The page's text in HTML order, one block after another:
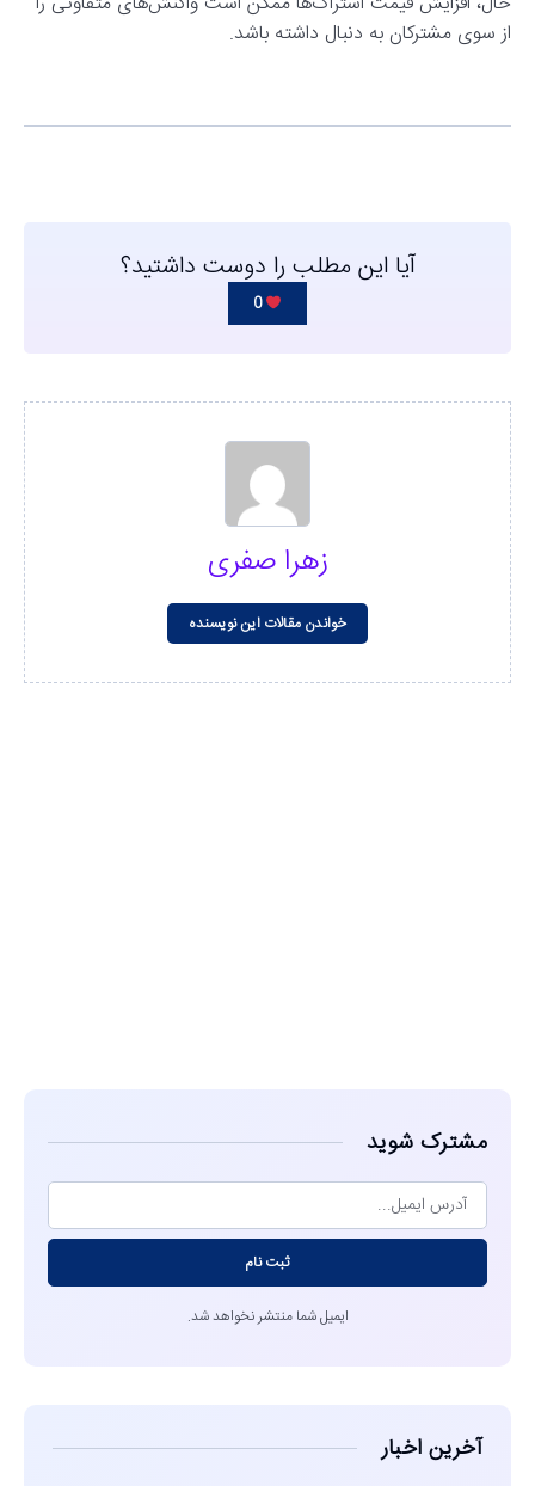
از سوی مشترکان به دنبال داشته باشد.
آیا این مطلب را دوست داشتید؟
0
زهرا صفری
خواندن مقالات این نویسنده
مشترک شوید
ثبت نام
ایمیل شما منتشر نخواهد شد.
آخرین اخبار